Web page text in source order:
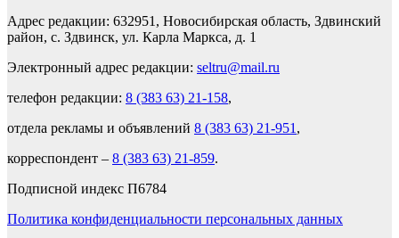
Адрес редакции: 632951, Новосибирская область, Здвинский
район, с. Здвинск, ул. Карла Маркса, д. 1
Электронный адрес редакции: seltru@mail.ru
телефон редакции: 8 (383 63) 21-158,
отдела рекламы и объявлений 8 (383 63) 21-951 ,
корреспондент – 8 (383 63) 21-859.
Подписной индекс П6784
Политика конфиденциальности персональных данных